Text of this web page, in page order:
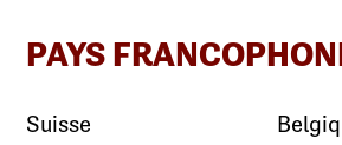
PAYS
Suisse